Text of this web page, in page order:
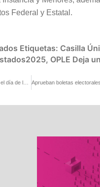
Federal y Estatal.
Etiquetas: Casilla
, OPLE Deja